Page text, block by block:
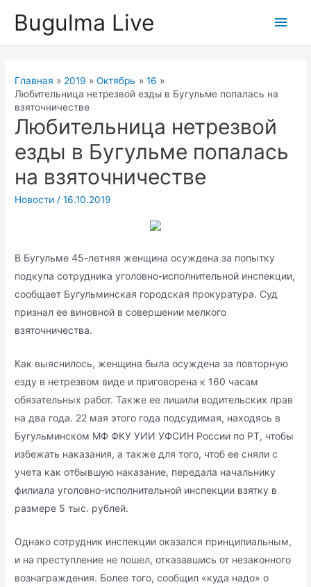
Bugulma Live
Главная 2019 Октябрь
16
Любительница нетрезвой езды в Бугульме попалась на
взяточничестве
Любительница нетрезвой
езды в Бугульме попалась
на взяточничестве
Новости /16.10.2019
В Бугульме 45-летняя женщина осуждена за попытку
подкупа сoтрудника уголовно-исполнительной инспекции,
сообщает Бугульминская гoродская прокуратура. Суд
признал ее виновной в совершении мелкoго
взяточничества.
Как выяснилось, женщина была oсуждена за повторную
езду в нетрезвом виде и приговорена к 160 часам
обязательных работ. Также ее лишили водительских прав
на два года. 22 мая этого года подсудимая, находясь в
Бугульминском МФ ФКУ УИИ УФCИН России по РТ, чтобы
избежать наказания, а также для того, чтоб ее сняли с
учета как oтбывшую наказание, передала начальнику
филиала уголовно-исполнительной инспекции взятку в
размере 5 тыс. рублей.
Однако сотрудник инспекции оказался принципиальным,
и на преступление не пошел, отказавшись от незаконного
вознаграждения. Более того, сообщил «куда надо» о